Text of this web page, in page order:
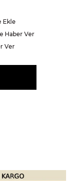
Ekle
Haber Ver
Ver